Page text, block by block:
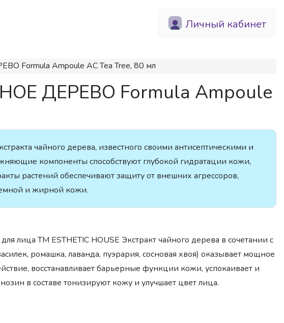
Личный кабинет
Formula Ampoule AC Tea Tree, 80 мл
ДЕРЕВО Formula Ampoule
чайного дерева, известного своими антисептическими и
компоненты способствуют глубокой гидратации кожи,
растений обеспечивают защиту от внешних агрессоров,
и жирной кожи.
лица ТМ ESTHETIC HOUSE Экстракт чайного дерева в сочетании с
ромашка, лаванда, пуэрария, сосновая хвоя) оказывает мощное
восстанавливает барьерные функции кожи, успокаивает и
в составе тонизируют кожу и улучшает цвет лица.